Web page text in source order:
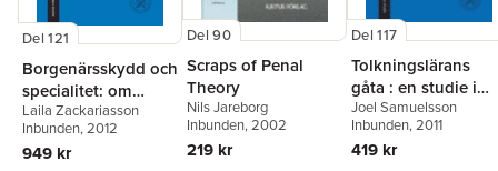
Del 121
Borgenärsskydd och
specialitet: om
identitet, individuell
bestämning och
individualisering
Laila Zackariasson
Inbunden, 2012
949 kr
Del 90
Scraps of Penal
Theory
Nils Jareborg
Inbunden, 2002
219 kr
Del 117
Tolkningslärans
gåta : en studie i
avtalsrätt
Joel Samuelsson
Inbunden, 2011
419 kr